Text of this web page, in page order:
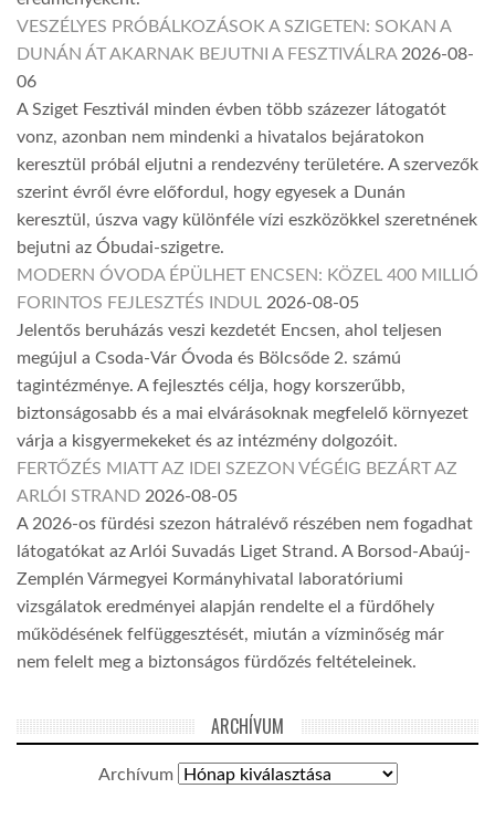
VESZÉLYES PRÓBÁLKOZÁSOK A SZIGETEN: SOKAN A
DUNÁN ÁT AKARNAK BEJUTNI A FESZTIVÁLRA 2026-08-
06
A Sziget Fesztivál minden évben több százezer látogatót
vonz, azonban nem mindenki a hivatalos bejáratokon
keresztül próbál eljutni a rendezvény területére. A szervezők
szerint évről évre előfordul, hogy egyesek a Dunán
keresztül, úszva vagy különféle vízi eszközökkel szeretnének
bejutni az Óbudai-szigetre.
MODERN ÓVODA ÉPÜLHET ENCSEN: KÖZEL 400 MILLIÓ
FORINTOS FEJLESZTÉS INDUL 2026-08-05
Jelentős beruházás veszi kezdetét Encsen, ahol teljesen
megújul a Csoda-Vár Óvoda és Bölcsőde 2. számú
tagintézménye. A fejlesztés célja, hogy korszerűbb,
biztonságosabb és a mai elvárásoknak megfelelő környezet
várja a kisgyermekeket és az intézmény dolgozóit.
FERTŐZÉS MIATT AZ IDEI SZEZON VÉGÉIG BEZÁRT AZ
ARLÓI STRAND 2026-08-05
A 2026-os fürdési szezon hátralévő részében nem fogadhat
látogatókat az Arlói Suvadás Liget Strand. A Borsod-Abaúj-
Zemplén Vármegyei Kormányhivatal laboratóriumi
vizsgálatok eredményei alapján rendelte el a fürdőhely
működésének felfüggesztését, miután a vízminőség már
nem felelt meg a biztonságos fürdőzés feltételeinek.
ARCHÍVUM
Archívum